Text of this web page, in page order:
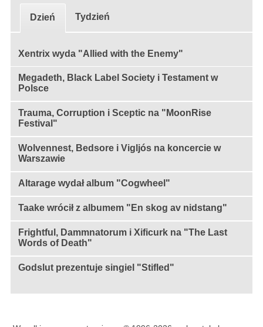
Dzień Tydzień
Xentrix wyda "Allied with the Enemy"
Megadeth, Black Label Society i Testament w
Polsce
Trauma, Corruption i Sceptic na "MoonRise
Festival"
Wolvennest, Bedsore i Vigljós na koncercie w
Warszawie
Altarage wydał album "Cogwheel"
Taake wrócił z albumem "En skog av nidstang"
Frightful, Dammnatorum i Xificurk na "The Last
Words of Death"
Godslut prezentuje singiel "Stifled"